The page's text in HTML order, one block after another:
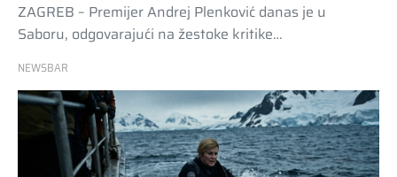
ZAGREB – Premijer Andrej Plenković danas je u
Saboru, odgovarajući na žestoke kritike…
NEWSBAR